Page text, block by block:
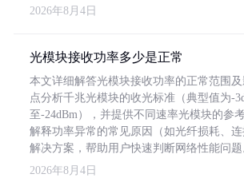
2026年8月4日
光模块接收功率多少是正常
本文详细解答光模块接收功率的正常范围
点分析千兆光模块的收光标准（典型值为-
至-24dBm），并提供不同速率光模块的参
解释功率异常的常见原因（如光纤损耗、连
解决方案，帮助用户快速判断网络性能问题
2026年8月4日